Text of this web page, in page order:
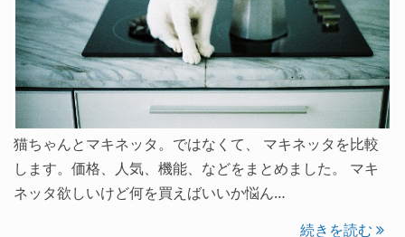
猫ちゃんとマキネッタ。ではなくて、 マキネッタを比較
します。価格、人気、機能、などをまとめました。 マキ
ネッタ欲しいけど何を買えばいいか悩ん…
続きを読む